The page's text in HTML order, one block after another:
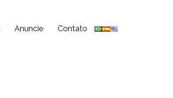
Anuncie Contato